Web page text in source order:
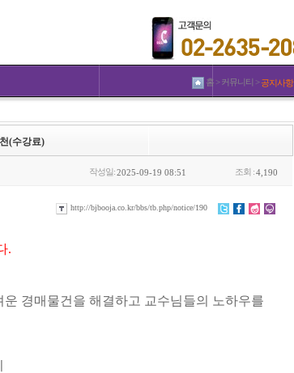
홈 > 커뮤니티 >공지사항
(수강료)
작성일:2025-09-19 08:51 조회 :4,190
http://bjbooja.co.kr/bbs/tb.php/notice/190
.
경매물건을 해결하고 교수님들의 노하우를